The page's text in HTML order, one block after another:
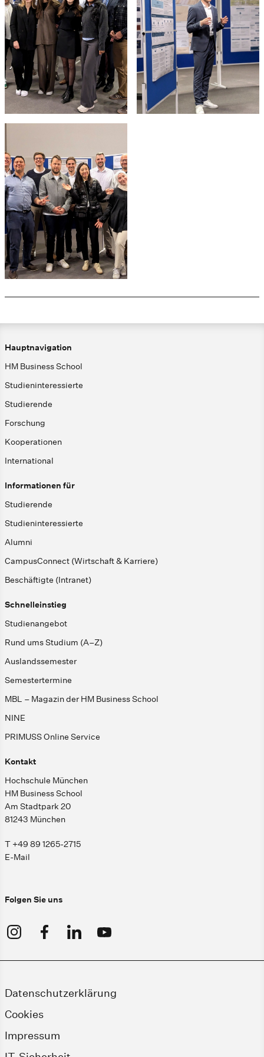
Hauptnavigation
HM Business School
Studieninteressierte
Studierende
Forschung
Kooperationen
International
Informationen für
Studierende
Studieninteressierte
Alumni
CampusConnect (Wirtschaft & Karriere)
Beschäftigte (Intranet)
Schnelleinstieg
Studienangebot
Rund ums Studium (A–Z)
Auslandssemester
Semestertermine
MBL – Magazin der HM Business School
NINE
PRIMUSS Online Service
Kontakt
Hochschule München
HM Business School
Am Stadtpark 20
81243 München
T +49 89 1265-2715
E-Mail
Folgen Sie uns
Datenschutzerklärung
Cookies
Impressum